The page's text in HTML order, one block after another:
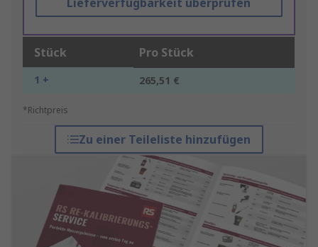
Lieferverfügbarkeit überprüfen
Stück Pro Stück
1 + 265,51 €
*Richtpreis
Zu einer Teileliste hinzufügen